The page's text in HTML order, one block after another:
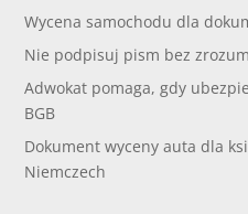
Wycena samochodu dla
Nie podpisuj pism bez
Adwokat pomaga, gdy
BGB
Dokument wyceny auta dla
Niemczech